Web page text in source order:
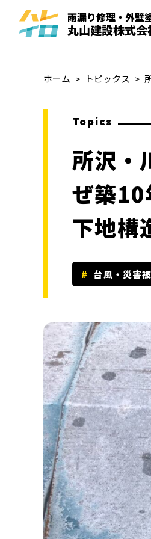
雨漏り修理・外壁
丸山建設株式会
ホーム トピックス
Topics
所沢・
ぜ築10
下地構
台風・災害